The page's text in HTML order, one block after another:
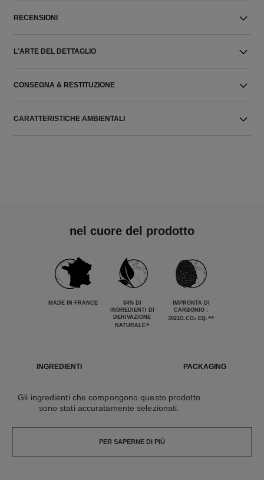
RECENSIONI
L'ARTE DEL DETTAGLIO
CONSEGNA & RESTITUZIONE
CARATTERISTICHE AMBIENTALI
nel cuore del prodotto
MADE IN FRANCE
84% DI
INGREDIENTI DI
DERIVAZIONE
NATURALE*
IMPRONTA DI
CARBONIO :
3021G.CO₂ EQ. **
INGREDIENTI PACKAGING
Gli ingredienti che compongono questo prodotto
sono stati accuratamente selezionati.
PER SAPERNE DI PIÙ